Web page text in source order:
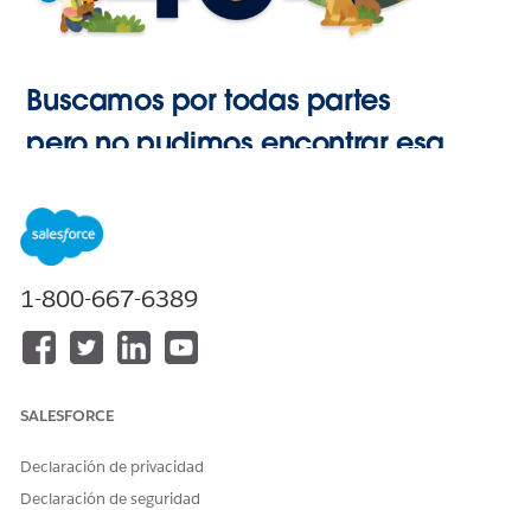
Buscamos por todas partes
pero no pudimos encontrar esa
1-800-667-6389
SALESFORCE
Declaración de privacidad
Declaración de seguridad